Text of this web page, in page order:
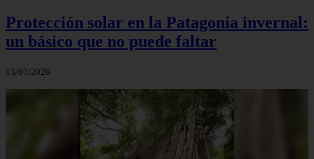
Protección solar en la Patagonia invernal:
un básico que no puede faltar
13/07/2026